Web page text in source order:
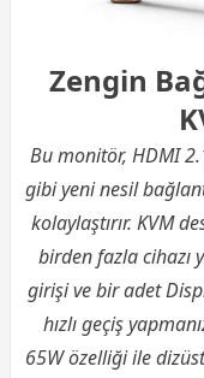
Zengin
Bu monitör, HDMI
gibi yeni nesil
kolaylaştırır. KVM
birden fazla cihazı
girişi ve bir adet
hızlı geçiş
65W özelliği ile